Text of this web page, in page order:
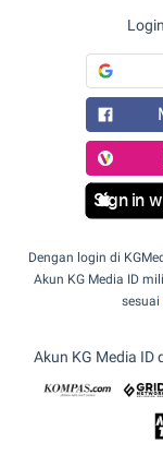
Sign in
Dengan login di
Akun KG Media ID
sesuai
Akun KG Media